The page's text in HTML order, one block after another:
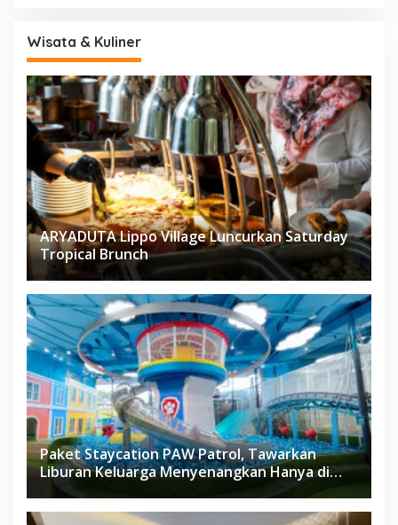
Wisata & Kuliner
ARYADUTA Lippo Village Luncurkan Saturday
Tropical Brunch
Paket Staycation PAW Patrol, Tawarkan
Liburan Keluarga Menyenangkan Hanya di
Herloom Hotel BSD